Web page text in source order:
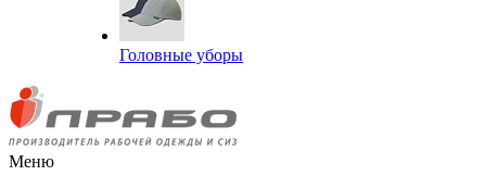
Головные уборы
Меню